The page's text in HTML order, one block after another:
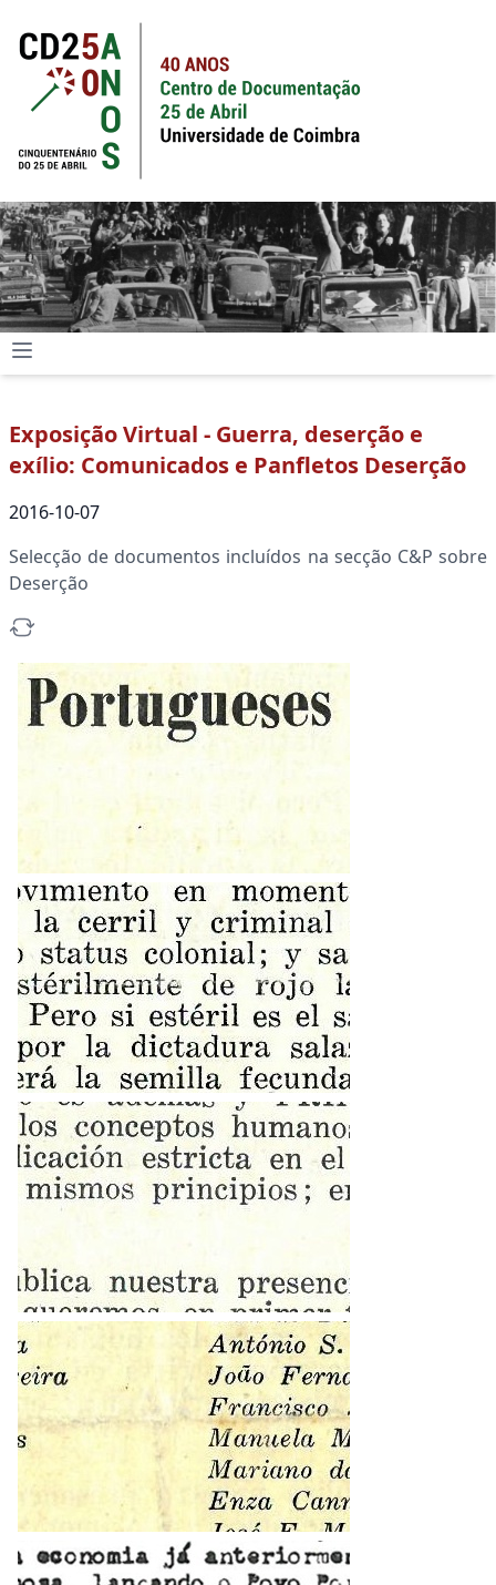
Exposição Virtual - Guerra, deserção e
exílio: Comunicados e Panfletos Deserção
2016-10-07
Selecção de documentos incluídos na secção C&P sobre
Deserção